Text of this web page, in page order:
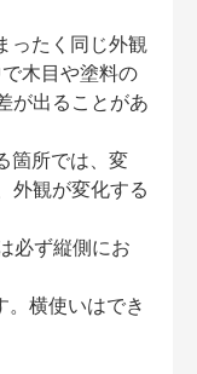
ったく同じ外観
木目や塗料の
が出ることがあ
箇所では、変
外観が変化する
必ず縦側にお
横使いはでき